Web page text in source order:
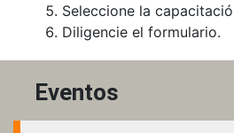
Seleccione la
Diligencie el formulario.
Eventos